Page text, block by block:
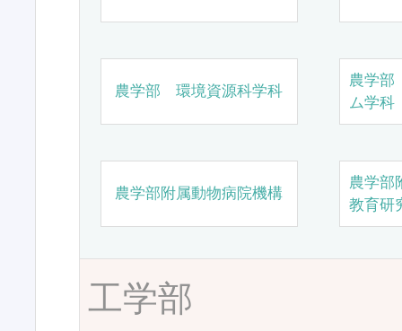
農学部 環境資源科学科
農学
ム学科
農学部附属動物病院機構
農学部
教育研
工学部